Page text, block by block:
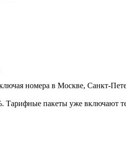
номера в Москве, Санкт-
пакеты уже включают